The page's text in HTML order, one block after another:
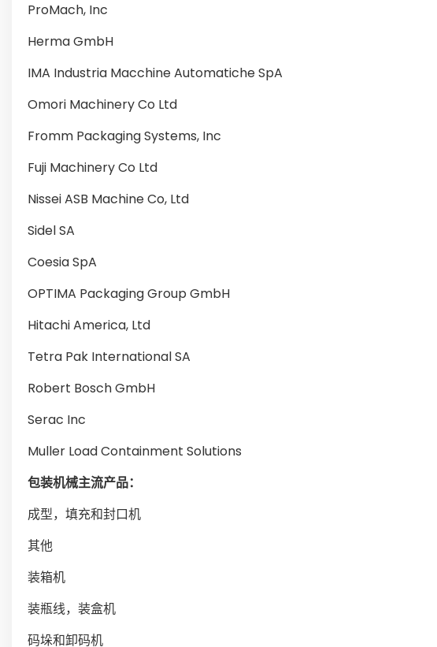
ProMach, Inc
Herma GmbH
IMA Industria Macchine Automatiche SpA
Omori Machinery Co Ltd
Fromm Packaging Systems, Inc
Fuji Machinery Co Ltd
Nissei ASB Machine Co, Ltd
Sidel SA
Coesia SpA
OPTIMA Packaging Group GmbH
Hitachi America, Ltd
Tetra Pak International SA
Robert Bosch GmbH
Serac Inc
Muller Load Containment Solutions
包装机械主流产品：
成型，填充和封口机
其他
装箱机
装瓶线，装盒机
码垛和卸码机